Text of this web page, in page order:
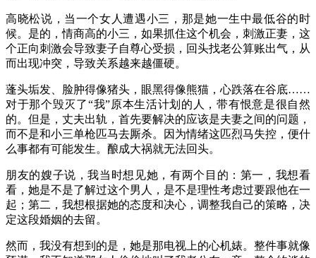
高晓松说，当一个女人遭遇小三，那是她一生中最低谷的时
候。是的，情商高的小三，如果抓住这个机会，刺激正妻，这
个正向刺激会导致妻子自尊心受损，回头找老公算账出气，从
而出现冲突，导致关系越来越僵硬。
蓬头垢发、脸肿得像猪头，眼黑得像熊猫，心跌落在谷底……
对于那个毁灭了“我”原本生活计划的人，带有恨意是很自然
的。但是，丈夫出轨，首先要解决的应该是夫妻之间的问题，
而不是和小三单枪匹马去厮杀。因为情绪这匹烈马失控，便什
么事都有可能发生。酿成大祸就无法回头。
朋友的嫂子说，我当时想见她，有两个目的：第一，我想看
看，她是不是了解过这个男人，是不是理性考虑过要跟他在一
起；第二，我想根据她的态度和决心，调整我自己的策略，决
定这段婚姻的去留。
然而，我没有想到的是，她是那电视上的心机婊。整件事就像